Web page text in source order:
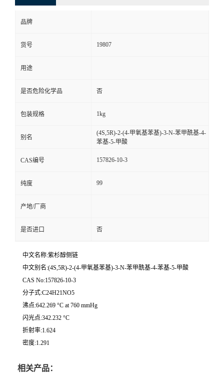
品牌
货号 19807
用途
是否危险化学品 否
包装规格 1kg
别名
(4S,5R)-2-(4-甲氧基苯基)-3-N-苯甲酰基-4-
苯基-5-甲酸
CAS编号 157826-10-3
纯度 99
产地/厂商
是否进口 否
中文名称:紫杉醇侧链
中文别名:(4S,5R)-2-(4-甲氧基苯基)-3-N-苯甲酰基-4-苯基-5-甲酸
CAS No:157826-10-3
分子式:C24H21NO5
沸点:642.269 °C at 760 mmHg
闪光点:342.232 °C
折射率:1.624
密度:1.291
相关产品：